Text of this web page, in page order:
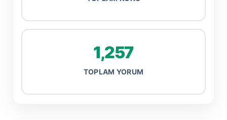
1,257
TOPLAM YORUM